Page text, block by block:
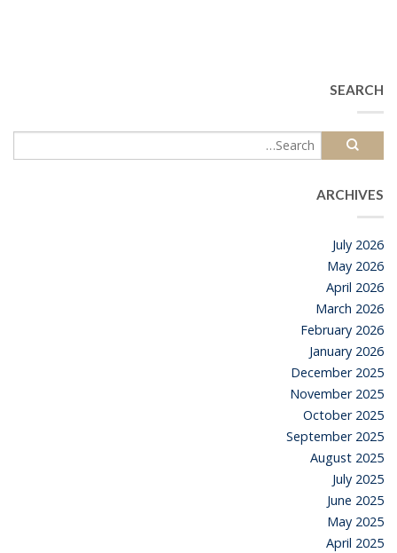
SEARCH
ARCHIVES
July 2026
May 2026
April 2026
March 2026
February 2026
January 2026
December 2025
November 2025
October 2025
September 2025
August 2025
July 2025
June 2025
May 2025
April 2025